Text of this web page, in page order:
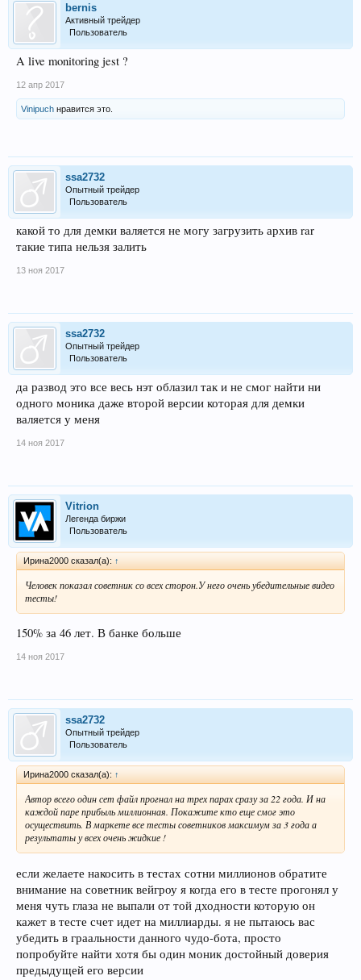
bernis
Активный трейдер
Пользователь
A live monitoring jest ?
12 апр 2017
Vinipuch нравится это.
ssa2732
Опытный трейдер
Пользователь
какой то для демки валяется не могу загрузить архив rar
такие типа нельзя залить
13 ноя 2017
ssa2732
Опытный трейдер
Пользователь
да развод это все весь нэт облазил так и не смог найти ни
одного моника даже второй версии которая для демки
валяется у меня
14 ноя 2017
Vitrion
Легенда биржи
Пользователь
Ирина2000 сказал(а): ↑
Человек показал советник со всех сторон.У него очень убедительные видео
тесты!
150% за 46 лет. В банке больше
14 ноя 2017
ssa2732
Опытный трейдер
Пользователь
Ирина2000 сказал(а): ↑
Автор всего один сет файл прогнал на трех парах сразу за 22 года. И на
каждой паре прибыль миллионная. Покажите кто еще смог это
осуществить. В маркете все тесты советников максимум за 3 года а
результаты у всех очень жидкие !
если желаете накосить в тестах сотни миллионов обратите
внимание на советник вейгроу я когда его в тесте прогонял у
меня чуть глаза не выпали от той дходности которую он
кажет в тесте счет идет на миллиарды. я не пытаюсь вас
убедить в граальности данного чудо-бота, просто
попробуйте найти хотя бы один моник достойный доверия
предыдущей его версии